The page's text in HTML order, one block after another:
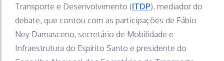
Transporte e Desenvolvimento (ITDP), mediador do
debate, que contou com as participações de Fábio
Ney Damasceno, secretário de Mobilidade e
Infraestrutura do Espírito Santo e presidente do